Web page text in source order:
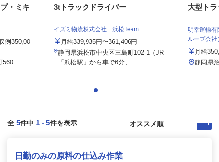
・ミキ
例350,00
560
3tトラックドライバー
イズミ物流株式会社 浜松Team
月給339,935円〜361,406円
静岡県浜松市中央区三島町102-1（JR
「浜松駅」から車で6分、...
大型ト
明幸運輸
ループ会社
月給
静岡県
全 5件中 1 - 5件を表示
日勤のみの原料の仕込み作業